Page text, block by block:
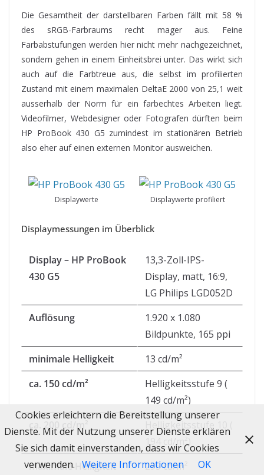
Die Gesamtheit der darstellbaren Farben fällt mit 58 %
des sRGB-Farbraums recht mager aus. Feine
Farbabstufungen werden hier nicht mehr nachgezeichnet,
sondern gehen in einem Einheitsbrei unter. Das wirkt sich
auch auf die Farbtreue aus, die selbst im profilierten
Zustand mit einem maximalen DeltaE 2000 von 25,1 weit
ausserhalb der Norm für ein farbechtes Arbeiten liegt.
Videofilmer, Webdesigner oder Fotografen dürften beim
HP ProBook 430 G5 zumindest im stationären Betrieb
also eher auf einen externen Monitor ausweichen.
Displaywerte Displaywerte profiliert
Displaymessungen im Überblick
Display – HP ProBook
430 G5
13,3-Zoll-IPS-
Display, matt, 16:9,
LG Philips LGD052D
Auflösung
1.920 x 1.080
Bildpunkte, 165 ppi
minimale Helligkeit
13 cd/m²
ca. 150 cd/m²
Helligkeitsstufe 9 (
149 cd/m²)
ca. 200 cd/m²
Helligkeitsstufe 10 (
194 cd/m²)
maximale Helligkeit
295 cd/m²
Cookies erleichtern die Bereitstellung unserer
Dienste. Mit der Nutzung unserer Dienste erklären
Sie sich damit einverstanden, dass wir Cookies
verwenden. Weitere Informationen OK